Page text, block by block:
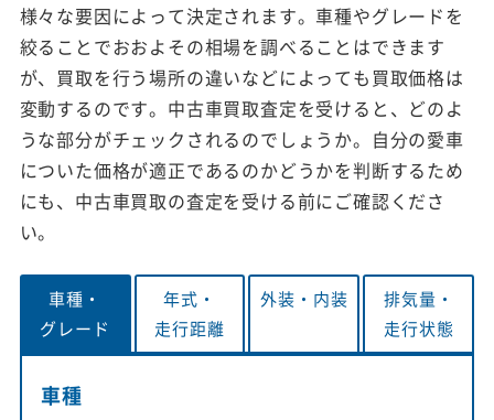
様々な要因によって決定されます。車種やグレードを
絞ることでおおよその相場を調べることはできます
が、買取を行う場所の違いなどによっても買取価格は
変動するのです。中古車買取査定を受けると、どのよ
うな部分がチェックされるのでしょうか。自分の愛車
についた価格が適正であるのかどうかを判断するため
にも、中古車買取の査定を受ける前にご確認くださ
い。
車種・
グレード
年式・
走行距離
外装・ 内装
排気量・
走行状態
車種